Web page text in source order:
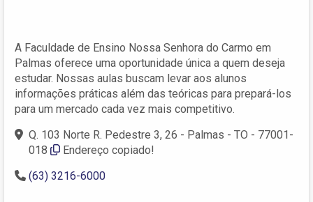
A Faculdade de Ensino Nossa Senhora do Carmo em
Palmas oferece uma oportunidade única a quem deseja
estudar. Nossas aulas buscam levar aos alunos
informações práticas além das teóricas para prepará-los
para um mercado cada vez mais competitivo.
Q. 103 Norte R. Pedestre 3, 26 - Palmas - TO - 77001-
018
Endereço copiado!
(63) 3216-6000